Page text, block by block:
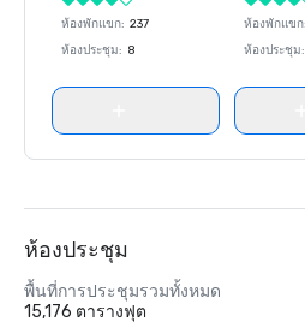
ห้องพักแขก: 237
ห้องประชุม: 8
ห้องพักแขก:
ห้องประชุม:
ห้องประชุม
พื้นที่การประชุมรวมทั้งหมด
15,176 ตารางฟุต